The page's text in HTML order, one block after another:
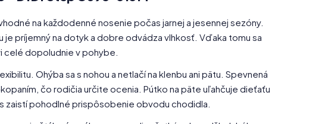
na každodenné nosenie počas jarnej a jesennej sezóny.
je príjemný na dotyk a dobre odvádza vlhkosť. Vďaka tomu sa
celé dopoludnie v pohybe.
Ohýba sa s nohou a netlačí na klenbu ani pätu. Spevnená
čo rodičia určite ocenia. Pútko na päte uľahčuje dieťaťu
zaistí pohodlné prispôsobenie obvodu chodidla.